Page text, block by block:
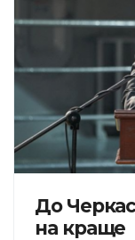
До
на краще